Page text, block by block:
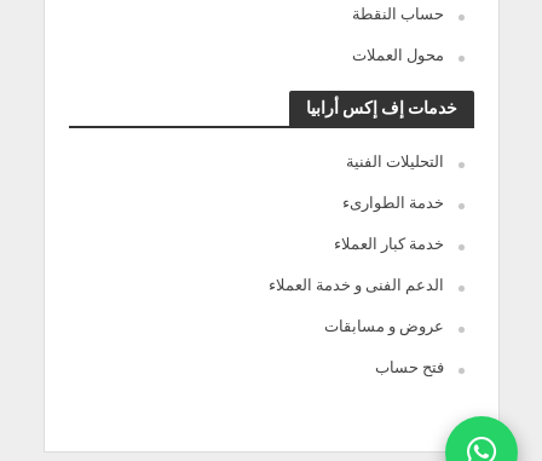
حساب النقطة
محول العملات
خدمات إف إكس أرابيا
التحليلات الفنية
خدمة الطوارىء
خدمة كبار العملاء
الدعم الفنى و خدمة العملاء
عروض و مسابقات
فتح حساب